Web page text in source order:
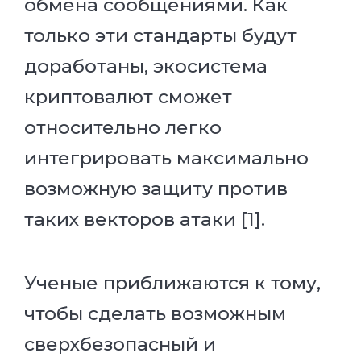
обмена сообщениями. Как
только эти стандарты будут
доработаны, экосистема
криптовалют сможет
относительно легко
интегрировать максимально
возможную защиту против
таких векторов атаки [1].
Ученые приближаются к тому,
чтобы сделать возможным
сверхбезопасный и